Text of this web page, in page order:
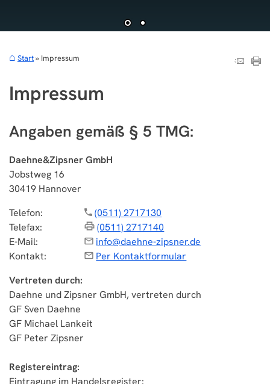
Start Impressum
Impressum
Angaben gemäß § 5 TMG:
Daehne&Zipsner GmbH
Jobstweg 16
30419 Hannover
Telefon:
(0511) 2717130
Telefax:
(0511) 2717140
E-Mail:
info@daehne-zipsner.de
Kontakt:
Per Kontaktformular
Vertreten durch:
Daehne und Zipsner GmbH, vertreten durch
GF Sven Daehne
GF Michael Lankeit
GF Peter Zipsner
Registereintrag:
Eintragung im Handelsregister: